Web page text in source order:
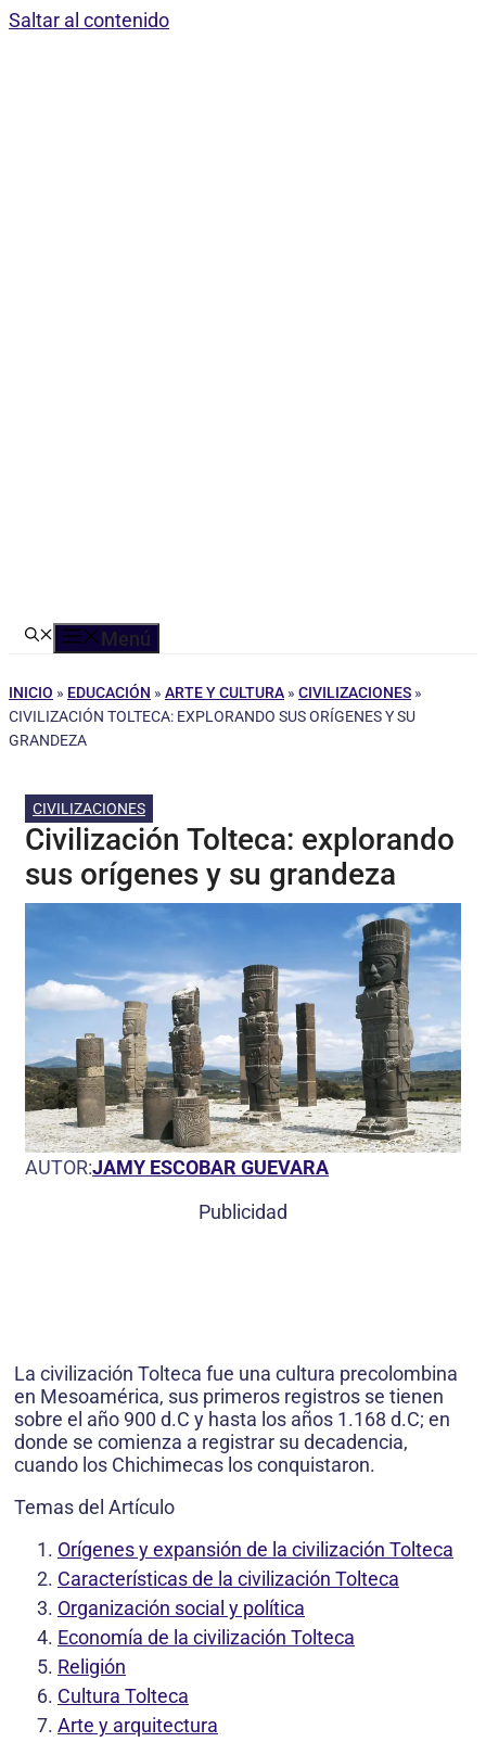
Saltar al contenido
Menú
INICIO » EDUCACIÓN » ARTE Y CULTURA » CIVILIZACIONES »
CIVILIZACIÓN TOLTECA: EXPLORANDO SUS ORÍGENES Y SU
GRANDEZA
CIVILIZACIONES
Civilización Tolteca: explorando
sus orígenes y su grandeza
AUTOR:JAMY ESCOBAR GUEVARA
Publicidad
La civilización Tolteca fue una cultura precolombina
en Mesoamérica, sus primeros registros se tienen
sobre el año 900 d.C y hasta los años 1.168 d.C; en
donde se comienza a registrar su decadencia,
cuando los Chichimecas los conquistaron.
Temas del Artículo
Orígenes y expansión de la civilización Tolteca
Características de la civilización Tolteca
Organización social y política
Economía de la civilización Tolteca
Religión
Cultura Tolteca
Arte y arquitectura